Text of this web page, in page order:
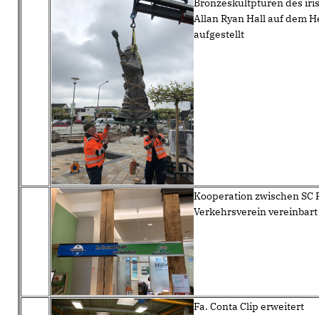
Bronzeskultpturen des
Allan Ryan Hall auf dem
aufgestellt
Kooperation zwischen SC
Verkehrsverein vereinbart
Fa. Conta Clip erweitert